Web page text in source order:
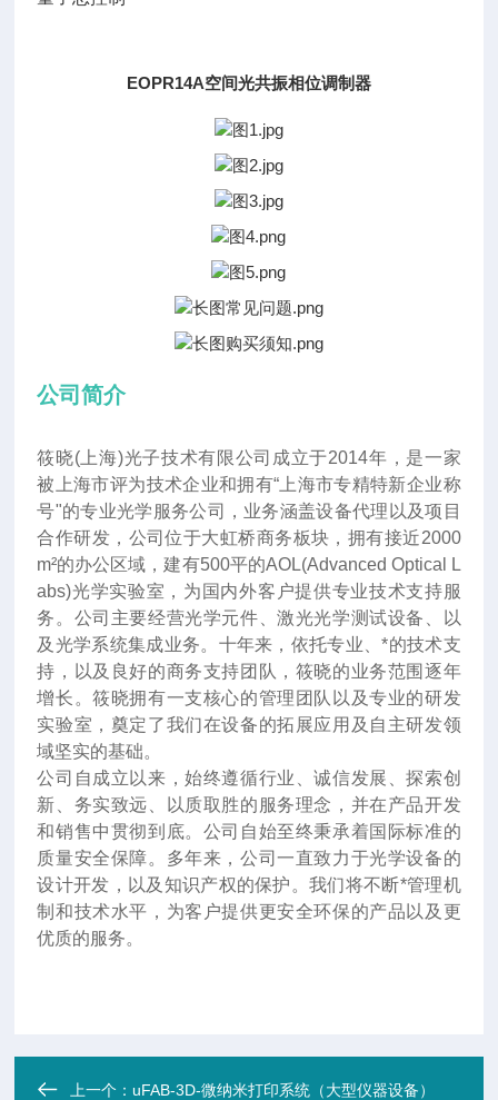
EOPR14A空间光共振相位调制器
公司简介
筱晓(上海)光子技术有限公司成立于2014年 ， 是一家
被上海市评为技术企业和拥有“上海市专精特新企业称
号"的专业光学服务公司，业务涵盖设备代理以及项目
合作研发，公司位于大虹桥商务板块，拥有接近2000
m²的办公区域，建有500平的AOL(Advanced Optical L
abs)光学实验室，为国内外客户提供专业技术支持服
务。公司主要经营光学元件、激光光学测试设备、以
及光学系统集成业务。十年来 ， 依托专业、*的技术支
持，以及良好的商务支持团队，筱晓的业务范围逐年
增长。筱晓拥有一支核心的管理团队以及专业的研发
实验室，奠定了我们在设备的拓展应用及自主研发领
域坚实的基础。
公司自成立以来，始终遵循行业、诚信发展、探索创
新、务实致远、以质取胜的服务理念，并在产品开发
和销售中贯彻到底。公司自始至终秉承着国际标准的
质量安全保障。多年来，公司一直致力于光学设备的
设计开发，以及知识产权的保护。我们将不断*管理机
制和技术水平，为客户提供更安全环保的产品以及更
优质的服务。
上一个： uFAB-3D-微纳米打印系统（大型仪器设备）